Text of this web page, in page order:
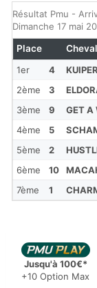
Résultat Pmu -
Dimanche 17 mai
1er 4 KUIPER
2ème
3
3ème
9 GET A
4ème
5
5ème
2
6ème
10
7ème
1
Place Cheval
Jusqu'à 100€*
+10 Option Max